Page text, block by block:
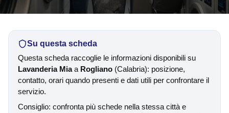
Su questa scheda
Questa scheda raccoglie le informazioni disponibili su
Lavanderia Miaa Rogliano (Calabria): posizione,
contatto, orari quando presenti e dati utili per confrontare il
servizio.
Consiglio: confronta più schede nella stessa città e